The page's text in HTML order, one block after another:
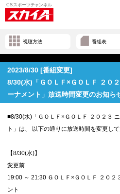
視聴方法 番組表
2023/8/30 [番組変更]
8/30(水)「ＧＯＬＦ×ＧＯＬＦ ２０
ーナメント」放送時間変更のお知ら
■8/30(水)「ＧＯＬＦ×ＧＯＬＦ ２０２３
ト」は、 以下の通りに放送時間を変更して
【8/30(水)】
変更前
19:00 ～ 21:30 ＧＯＬＦ×ＧＯＬＦ ２０２
ント